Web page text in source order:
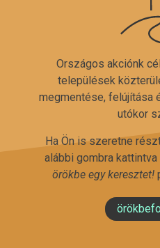
Országos akciónk
települések
megmentése, felújítása
utókor
Ha Ön is szeretne
alábbi gombra
örökbe egy keresztet!